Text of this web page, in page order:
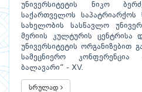
უნივერსიტეტის ნიკო
საქართველოს საპატრიარქოს
სახელობის სასწავლო
მერიის კულტურის ცენტრისა
უნივერსიტეტის ორგანიზებით
სამეცნიერო
ბალავარი“ - XV.
სრულად